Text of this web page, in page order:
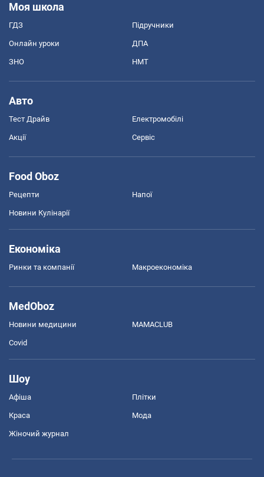
Моя школа
ГДЗ Підручники
Онлайн уроки ДПА
ЗНО НМТ
Авто
Тест Драйв Електромобілі
Акції Сервіс
Food Oboz
Рецепти Напої
Новини Кулінарії
Економіка
Ринки та компанії Макроекономіка
MedOboz
Новини медицини MAMACLUB
Covid
Шоу
Афіша Плітки
Краса Мода
Жіночий журнал